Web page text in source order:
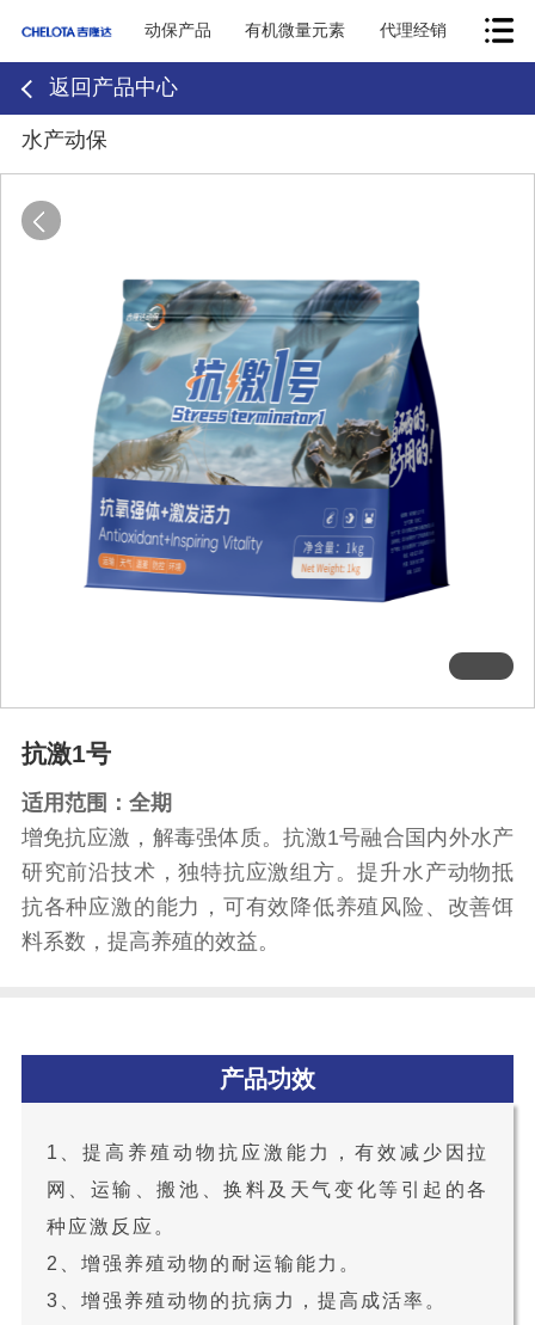
动保产品 有机微量元素 代理经销
返回产品中心
水产动保
抗激1号
适用范围：全期
增免抗应激，解毒强体质。抗激1号融合国内外水产
研究前沿技术，独特抗应激组方。提升水产动物抵
抗各种应激的能力，可有效降低养殖风险、改善饵
料系数，提高养殖的效益。
产品功效
1、提高养殖动物抗应激能力，有效减少因拉
网、运输、搬池、换料及天气变化等引起的各
种应激反应。
2、增强养殖动物的耐运输能力。
3、增强养殖动物的抗病力，提高成活率。